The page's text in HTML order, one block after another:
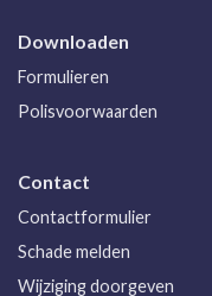
Downloaden
Formulieren
Polisvoorwaarden
Contact
Contactformulier
Schade melden
Wijziging doorgeven